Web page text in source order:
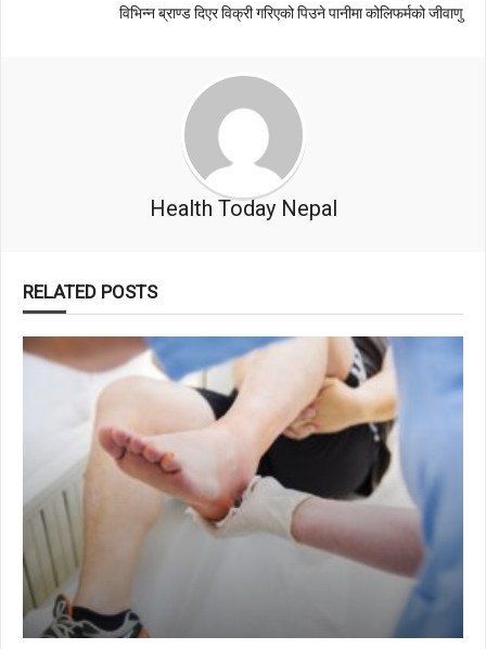
विभिन्न ब्राण्ड दिएर विक्री गरिएको पिउने पानीमा कोलिफर्मको जीवाणु
Health Today Nepal
RELATED POSTS